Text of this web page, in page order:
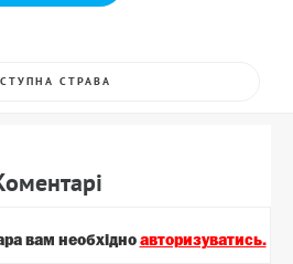
СТРАВА
вам необхiдно авторизуватись.